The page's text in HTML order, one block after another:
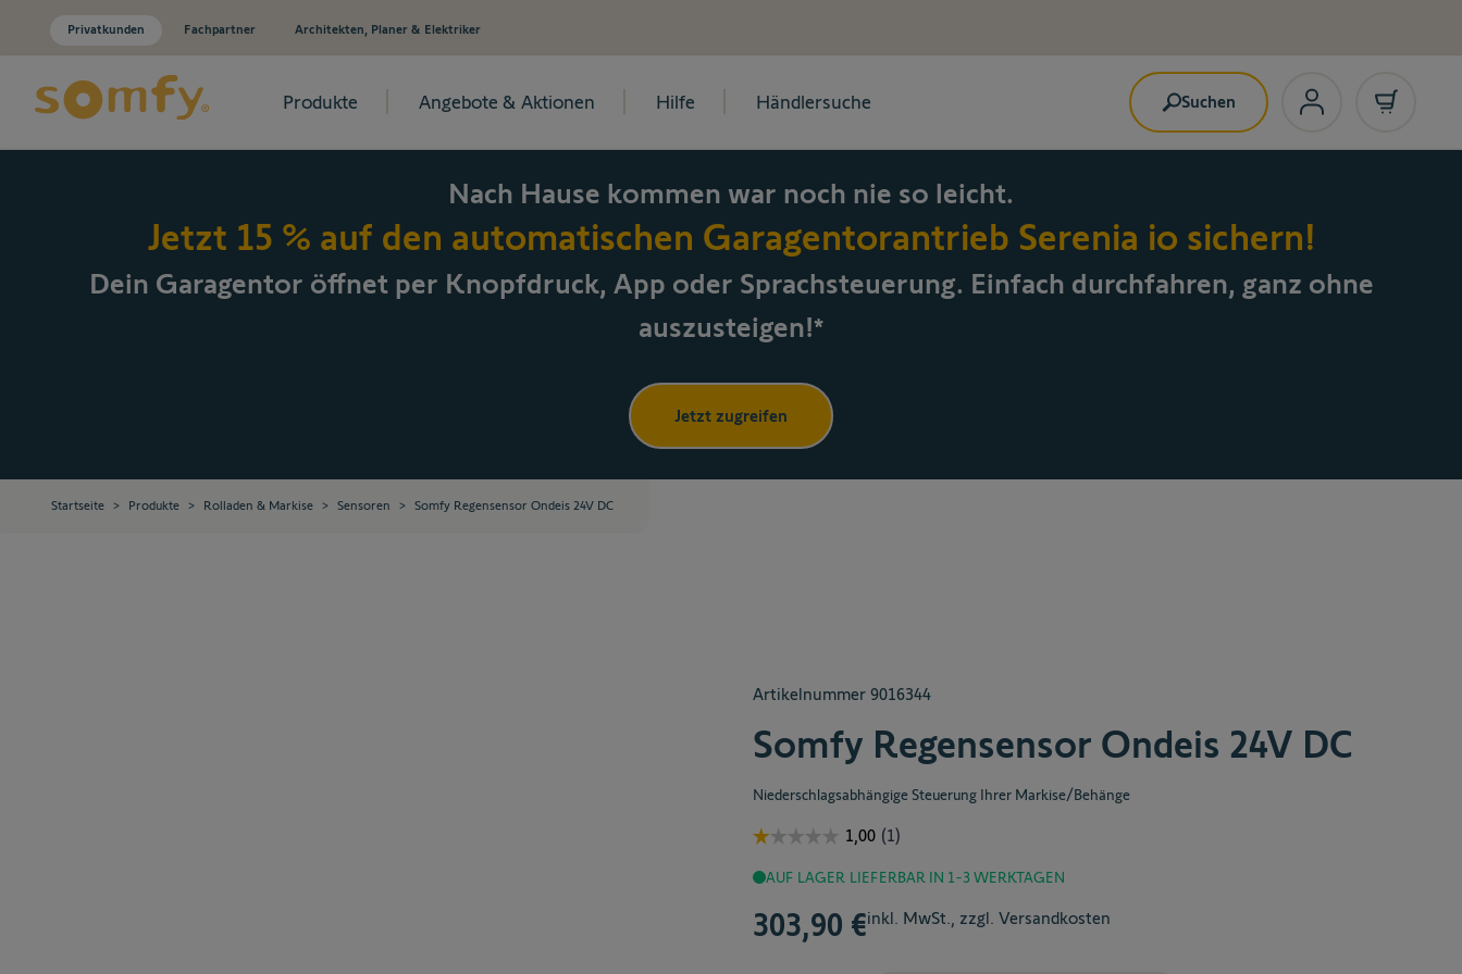
Privatkunden Fachpartner Architekten, Planer & Elektriker
Produkte Angebote & Aktionen Hilfe Händlersuche Suchen
Nach Hause kommen war noch nie so leicht.
Jetzt 15 % auf den automatischen Garagentorantrieb Serenia io sichern!
Dein Garagentor öffnet per Knopfdruck, App oder Sprachsteuerung. Einfach durchfahren, ganz ohne
auszusteigen!*
Jetzt zugreifen
Startseite > Produkte > Rolladen & Markise > Sensoren > Somfy Regensensor Ondeis 24V DC
Artikelnummer 9016344
Somfy Regensensor Ondeis 24V DC
Niederschlagsabhängige Steuerung Ihrer Markise/Behänge
AUF LAGER LIEFERBAR IN 1-3 WERKTAGEN
303,90 €inkl. MwSt., zzgl. Versandkosten